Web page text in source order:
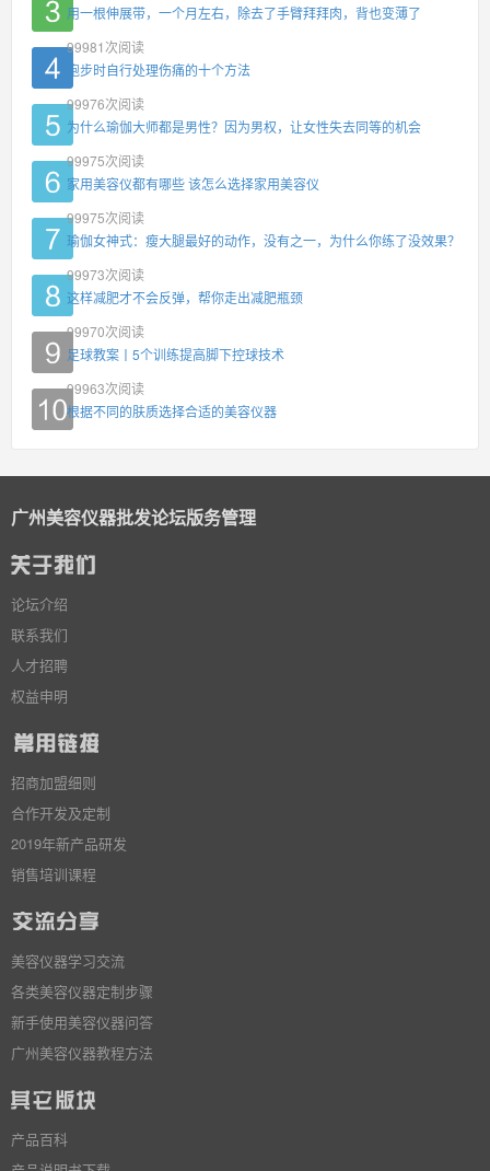
用一根伸展带，一个月左右，除去了手臂拜拜肉，背也变薄了
99981 次阅读
跑步时自行处理伤痛的十个方法
99976次阅读
为什么瑜伽大师都是男性？因为男权，让女性失去同等的机会
99975次阅读
家用美容仪都有哪些 该怎么选择家用美容仪
99975次阅读
瑜伽女神式：瘦大腿最好的动作，没有之一，为什么你练了没效果？
99973次阅读
这样减肥才不会反弹，帮你走出减肥瓶颈
99970次阅读
足球教案丨5个训练提高脚下控球技术
99963次阅读
根据不同的肤质选择合适的美容仪器
广州美容仪器批发论坛版务管理
论坛介绍
联系我们
人才招聘
权益申明
招商加盟细则
合作开发及定制
2019年新产品研发
销售培训课程
美容仪器学习交流
各类美容仪器定制步骤
新手使用美容仪器问答
广州美容仪器教程方法
产品百科